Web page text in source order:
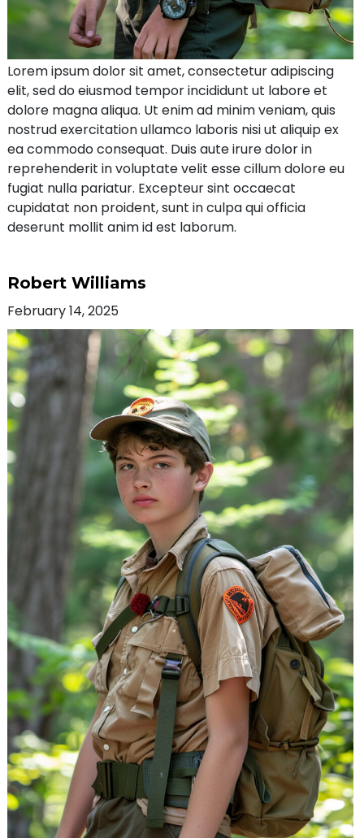
Lorem ipsum dolor sit amet, consectetur adipiscing
elit, sed do eiusmod tempor incididunt ut labore et
dolore magna aliqua. Ut enim ad minim veniam, quis
nostrud exercitation ullamco laboris nisi ut aliquip ex
ea commodo consequat. Duis aute irure dolor in
reprehenderit in voluptate velit esse cillum dolore eu
fugiat nulla pariatur. Excepteur sint occaecat
cupidatat non proident, sunt in culpa qui officia
deserunt mollit anim id est laborum.
Robert Williams
February 14, 2025